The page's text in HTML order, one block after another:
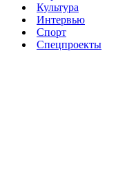
Культура
Интервью
Спорт
Спецпроекты